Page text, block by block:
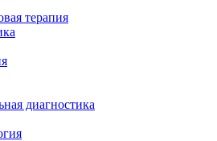
терапия
диагностика